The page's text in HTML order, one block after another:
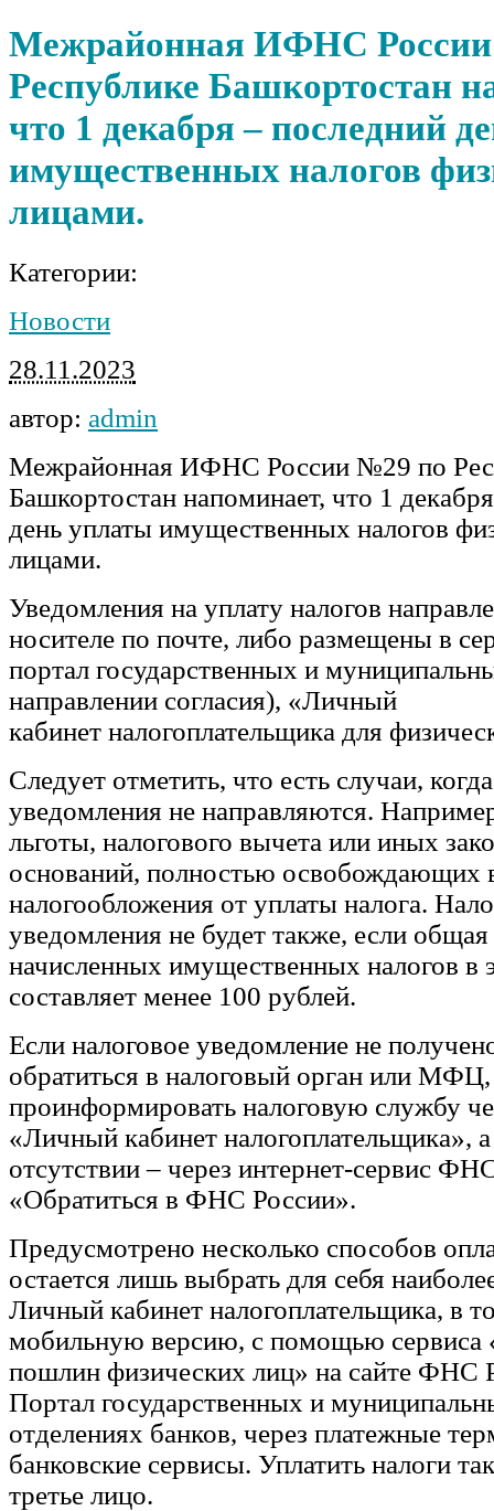
Межрайонная ИФНС
Республике Башкортостан
что 1 декабря – последний
имущественных налогов
лицами.
Категории:
Новости
28.11.2023
автор: admin
Межрайонная ИФНС России №29 по
Башкортостан напоминает, что 1
день уплаты имущественных налогов
лицами.
Уведомления на уплату налогов
носителе по почте, либо размещены в
портал государственных и
направлении согласия), «Личный
кабинет налогоплательщика для
Следует отметить, что есть случаи,
уведомления не направляются.
льготы, налогового вычета или иных
оснований, полностью освобождающих
налогообложения от уплаты налога.
уведомления не будет также, если
начисленных имущественных налогов в
составляет менее 100 рублей.
Если налоговое уведомление не
обратиться в налоговый орган или
проинформировать налоговую службу
«Личный кабинет налогоплательщика»,
отсутствии – через интернет-сервис
«Обратиться в ФНС России».
Предусмотрено несколько способов
остается лишь выбрать для себя
Личный кабинет налогоплательщика, в
мобильную версию, с помощью сервиса
пошлин физических лиц» на сайте ФНС
Портал государственных и
отделениях банков, через платежные
банковские сервисы. Уплатить налоги
третье лицо.